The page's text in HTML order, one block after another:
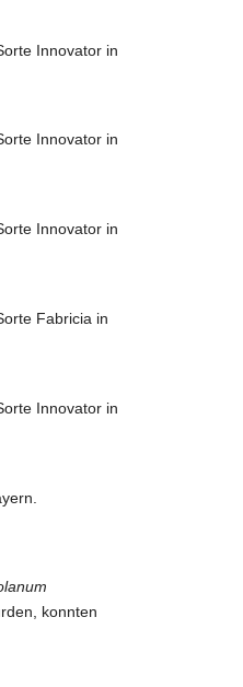
Innovator in
Innovator in
Innovator in
Fabricia in
Innovator in
konnten